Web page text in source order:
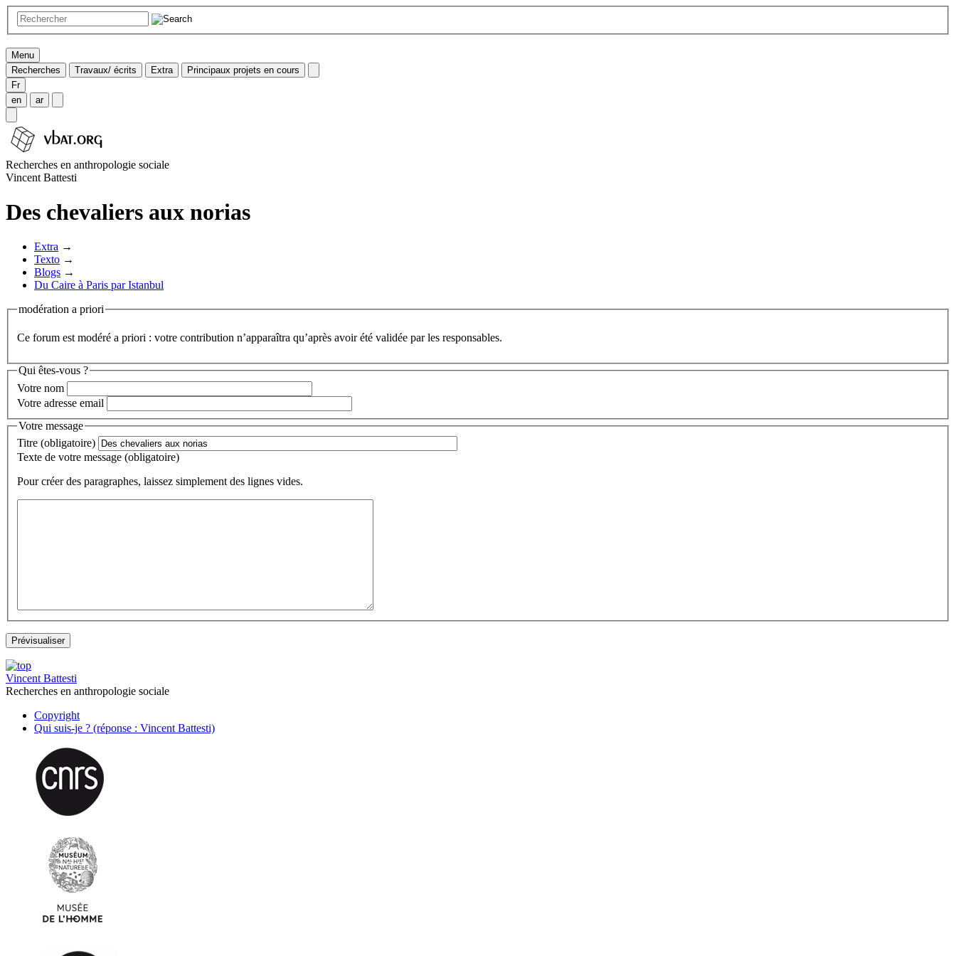
Menu
Recherches
Travaux/ écrits Extra
Principaux projets en cours
Fr
en
ar
Recherches en anthropologie sociale
Vincent Battesti
Des chevaliers aux norias
Extra →
Texto →
Blogs →
Du Caire à Paris par Istanbul
modération a priori
Ce forum est modéré a priori : votre contribution n’apparaîtra qu’après avoir été validée par les responsables.
Qui êtes-vous ?
Votre nom
Votre adresse email
Votre message
Titre (obligatoire)
Texte de votre message (obligatoire)
Pour créer des paragraphes, laissez simplement des lignes vides.
Vincent Battesti
Recherches en anthropologie sociale
Copyright
Qui suis-je ? (réponse : Vincent Battesti)